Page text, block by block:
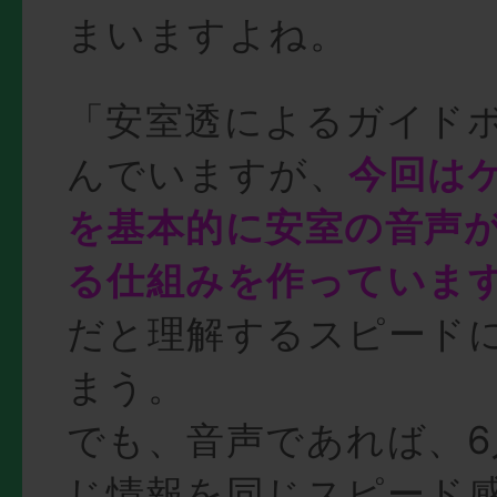
まいますよね。
「安室透によるガイド
んでいますが、今回は
を基本的に安室の音声
る仕組みを作っていま
だと理解するスピード
まう。
でも、音声であれば、